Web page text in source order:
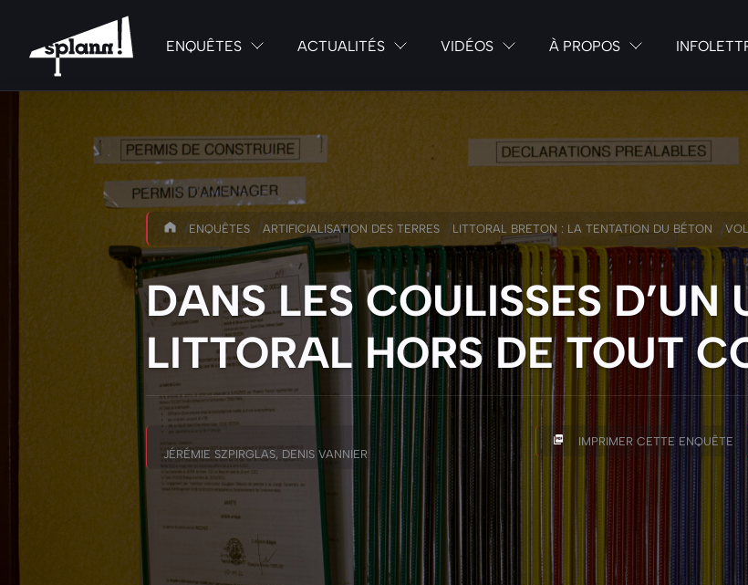
ENQUÊTES ACTUALITÉS VIDÉOS À PROPOS
/ENQUÊTES /ARTIFICIALISATION DES TERRES /LITTORAL BRETON : LA TENTATION DU BÉTON /
DANS LES COULISSES D’UN
LITTORAL HORS DE TOUT
JÉRÉMIE SZPIRGLAS, DENIS VANNIER
IMPRIMER CETTE ENQUÊTE